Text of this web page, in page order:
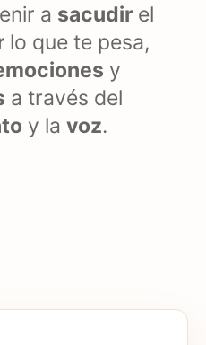
a sacudirel
lo que te pesa,
y
a través del
y la voz.